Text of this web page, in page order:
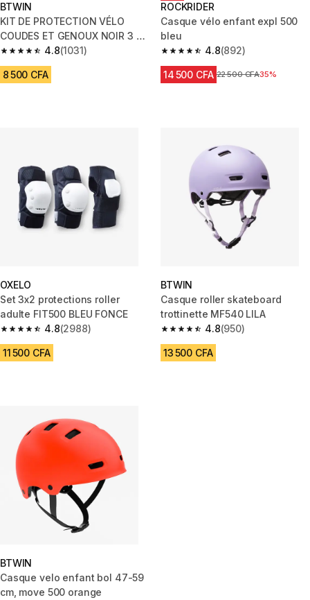
BTWIN
KIT DE PROTECTION VÉLO
COUDES ET GENOUX NOIR 3 à
6 ANS TAILLE UNIQUE
4.8
4.8 out of 5 stars from 1031 reviews
(1031)
8 500 CFA
ROCKRIDER
Casque vélo enfant expl 500
bleu
4.8
4.8 out of 5 stars from 892
(892)
14 500 CFA Prix avant réduction
22 500 CFA35%
OXELO
Set 3x2 protections roller
adulte FIT500 BLEU FONCE
4.8
4.8 out of 5 stars from 2988 reviews
(2988)
11 500 CFA
BTWIN
Casque roller skateboard
trottinette MF540 LILA
4.8
4.8 out of 5 stars from 950
(950)
13 500 CFA
BTWIN
Casque velo enfant bol 47-59
cm, move 500 orange